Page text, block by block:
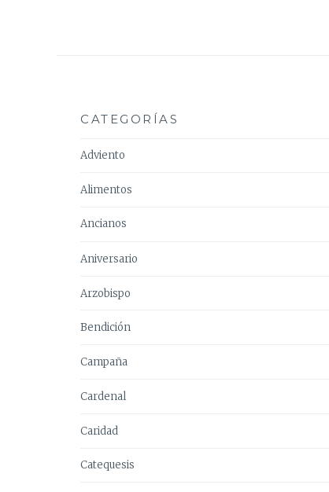
CATEGORÍAS
Adviento
Alimentos
Ancianos
Aniversario
Arzobispo
Bendición
Campaña
Cardenal
Caridad
Catequesis